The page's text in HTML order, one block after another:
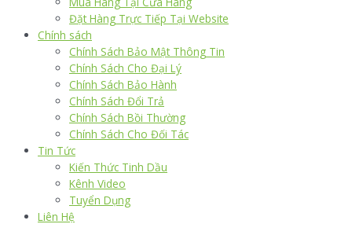
Đặt Hàng Trực Tiếp Tại Website
Chính sách
Chính Sách Bảo Mật Thông Tin
Chính Sách Cho Đại Lý
Chính Sách Bảo Hành
Chính Sách Đổi Trả
Chính Sách Bồi Thường
Chính Sách Cho Đối Tác
Tin Tức
Kiến Thức Tinh Dầu
Kênh Video
Tuyển Dụng
Liên Hệ